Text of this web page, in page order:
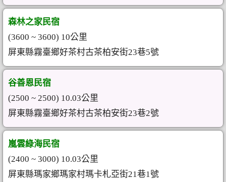
森林之家民宿
(3600 ~ 3600) 10公里
屏東縣霧臺鄉好茶村古茶柏安街23巷5號
谷善恩民宿
(2500 ~ 2500) 10.03公里
屏東縣霧臺鄉好茶村古茶柏安街23巷2號
嵐雲綠海民宿
(2400 ~ 3000) 10.03公里
屏東縣瑪家鄉瑪家村瑪卡札亞街21巷1號